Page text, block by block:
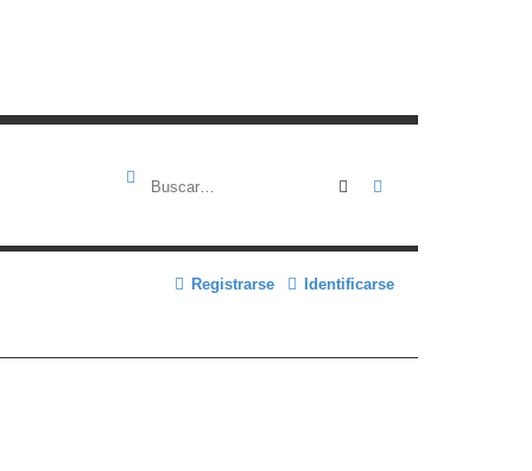
Buscar
Identificarse
Registrarse